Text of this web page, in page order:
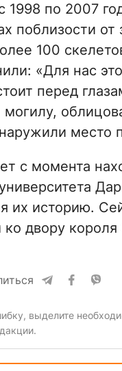
1998 по 2007
поблизости
100
«Для нас
перед
могилу,
место
с момента
их историю.
двору
выделите